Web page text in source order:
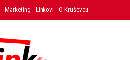
Marketing Linkovi O Kruševcu